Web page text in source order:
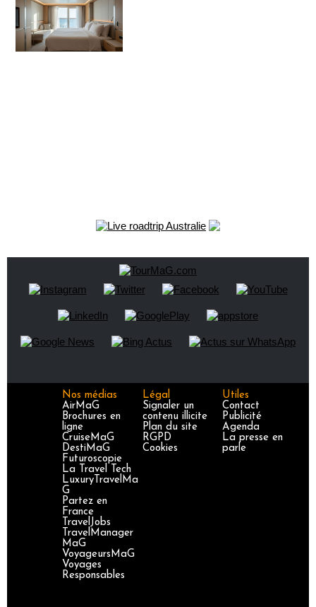
Nos médias
AirMaG
Brochures en
ligne
CruiseMaG
DestiMaG
Futuroscopie
La Travel Tech
LuxuryTravelMa
G
Partez en
France
TravelJobs
TravelManager
MaG
VoyageursMaG
Voyages
Responsables
Légal
Signaler un
contenu illicite
Plan du site
RGPD
Cookies
Utiles
Contact
Publicité
Agenda
La presse en
parle